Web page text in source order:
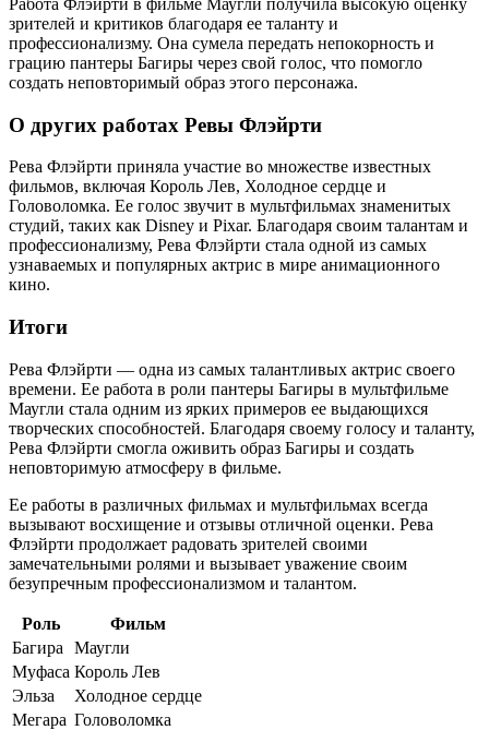
Работа Флэйрти в фильме Маугли получила высокую оценку
зрителей и критиков благодаря ее таланту и
профессионализму. Она сумела передать непокорность и
грацию пантеры Багиры через свой голос, что помогло
создать неповторимый образ этого персонажа.
О других работах Ревы Флэйрти
Рева Флэйрти приняла участие во множестве известных
фильмов, включая Король Лев, Холодное сердце и
Головоломка. Ее голос звучит в мультфильмах знаменитых
студий, таких как Disney и Pixar. Благодаря своим талантам и
профессионализму, Рева Флэйрти стала одной из самых
узнаваемых и популярных актрис в мире анимационного
кино.
Итоги
Рева Флэйрти — одна из самых талантливых актрис своего
времени. Ее работа в роли пантеры Багиры в мультфильме
Маугли стала одним из ярких примеров ее выдающихся
творческих способностей. Благодаря своему голосу и таланту,
Рева Флэйрти смогла оживить образ Багиры и создать
неповторимую атмосферу в фильме.
Ее работы в различных фильмах и мультфильмах всегда
вызывают восхищение и отзывы отличной оценки. Рева
Флэйрти продолжает радовать зрителей своими
замечательными ролями и вызывает уважение своим
безупречным профессионализмом и талантом.
Роль
Фильм
Багира
Маугли
Муфаса Король Лев
Эльза
Холодное сердце
Мегара Головоломка